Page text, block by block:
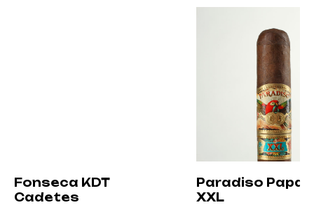
Fonseca KDT
Cadetes
Paradiso
XXL